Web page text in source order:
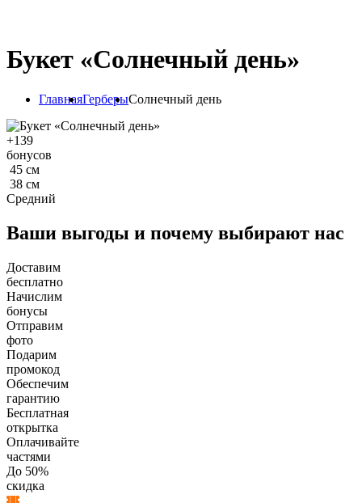
Букет «Солнечный день»
ГлавнаяГерберыСолнечный день
+139
бонусов
45 см
38 см
Средний
Ваши выгоды и почему выбирают нас
Доставим
бесплатно
Начислим
бонусы
Отправим
фото
Подарим
промокод
Обеспечим
гарантию
Бесплатная
открытка
Оплачивайте
частями
До 50%
скидка